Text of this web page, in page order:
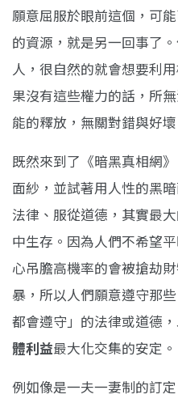
願意屈服於眼前這個，可
的資源，就是另一回事了
人，很自然的就會想要利
果沒有這些權力的話，所
能的釋放，無關對錯與好壞
既然來到了《暗黑真相網
面紗，並試著用人性的黑
法律、服從道德，其實最
中生存。因為人們不希望
心吊膽高機率的會被搶劫
暴，所以人們願意遵守那
都會遵守」的法律或道德，
體利益最大化交集的安定。
例如像是一夫一妻制的訂